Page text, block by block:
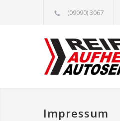
(09090) 3067
Impressum